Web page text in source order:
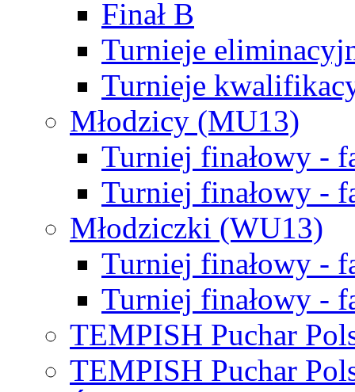
Finał B
Turnieje
Turnieje
Młodzicy (MU13)
Turniej finałowy -
Turniej finałowy -
Młodziczki (WU13)
Turniej finałowy -
Turniej finałowy -
TEMPISH Puchar
TEMPISH Puchar